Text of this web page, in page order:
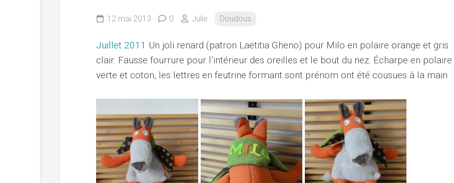
12 mai 2013 0 Julie Doudous
Juillet 2011 Un joli renard (patron Laëtitia Gheno) pour Milo en polaire orange et gris
clair. Fausse fourrure pour l’intérieur des oreilles et le bout du nez. Écharpe en polaire
verte et coton, les lettres en feutrine formant sont prénom ont été cousues à la main